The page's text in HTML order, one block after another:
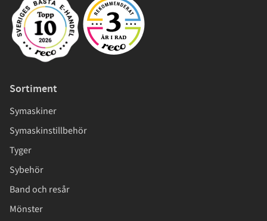
Sortiment
Symaskiner
Symaskinstillbehör
Tyger
Sybehör
Band och resår
Mönster